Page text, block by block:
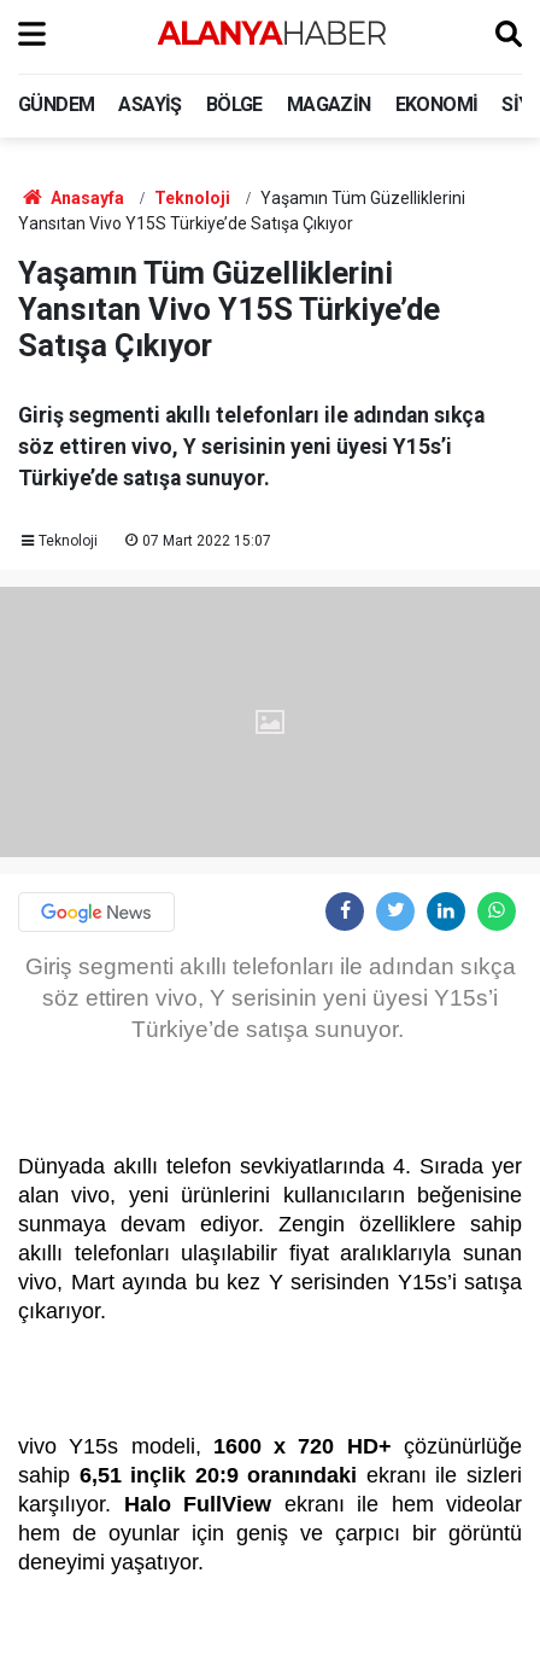
GÜNDEM ASAYIŞ BÖLGE MAGAZIN EKONOMI
Anasayfa Teknoloji
Yaşamın Tüm Güzelliklerini
Yansıtan Vivo Y15S Türkiye’de Satışa Çıkıyor
Yaşamın Tüm Güzelliklerini
Yansıtan Vivo Y15S Türkiye’de
Satışa Çıkıyor
Giriş segmenti akıllı telefonları ile adından sıkça
söz ettiren vivo, Y serisinin yeni üyesi Y15s’i
Türkiye’de satışa sunuyor.
Teknoloji 07 Mart 2022 15:07
Giriş segmenti akıllı telefonları ile adından sıkça
söz ettiren vivo, Y serisinin yeni üyesi Y15s’i
Türkiye’de satışa sunuyor.
Dünyada akıllı telefon sevkiyatlarında 4. Sırada yer
alan vivo, yeni ürünlerini kullanıcıların beğenisine
sunmaya devam ediyor. Zengin özelliklere sahip
akıllı telefonları ulaşılabilir fiyat aralıklarıyla sunan
vivo, Mart ayında bu kez Y serisinden Y15s’i satışa
çıkarıyor.
vivo Y15s modeli, 1600 x 720 HD+ çözünürlüğe
sahip 6,51 inçlik 20:9 oranındaki ekranı ile sizleri
karşılıyor. Halo FullView ekranı ile hem videolar
hem de oyunlar için geniş ve çarpıcı bir görüntü
deneyimi yaşatıyor.